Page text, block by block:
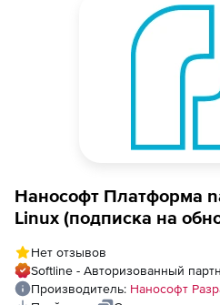
Нанософт Платформа
Linux (подписка на
Standart Mech) под
subscription на 1 год
Нет отзывов
Softline - Авторизованный
Производитель: Нанософт